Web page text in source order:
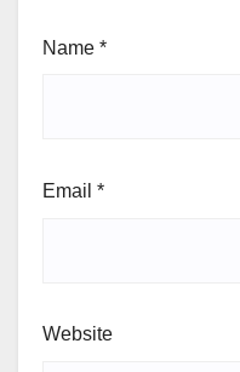
Name *
Email *
Website